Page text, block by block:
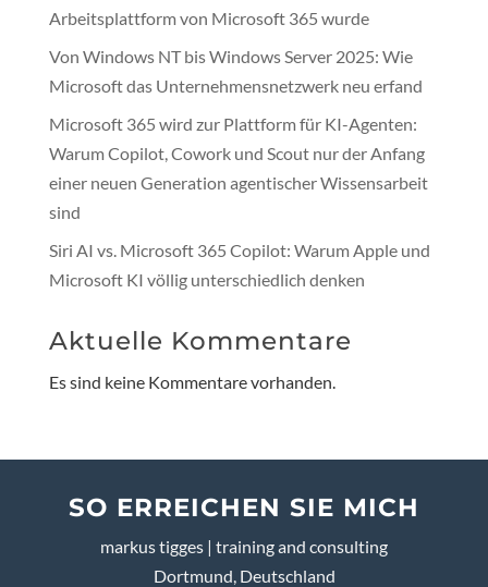
Arbeitsplattform von Microsoft 365 wurde
Von Windows NT bis Windows Server 2025: Wie
Microsoft das Unternehmensnetzwerk neu erfand
Microsoft 365 wird zur Plattform für KI-Agenten:
Warum Copilot, Cowork und Scout nur der Anfang
einer neuen Generation agentischer Wissensarbeit
sind
Siri AI vs. Microsoft 365 Copilot: Warum Apple und
Microsoft KI völlig unterschiedlich denken
Aktuelle Kommentare
Es sind keine Kommentare vorhanden.
SO ERREICHEN SIE MICH
markus tigges | training and consulting
Dortmund, Deutschland